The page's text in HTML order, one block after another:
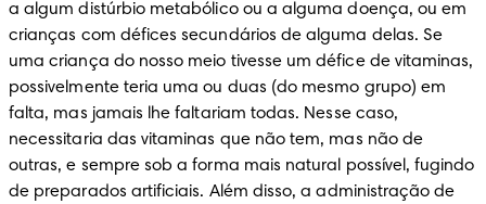
a algum distúrbio metabólico ou a alguma doença, ou em
crianças com défices secundários de alguma delas. Se
uma criança do nosso meio tivesse um défice de vitaminas,
possivelmente teria uma ou duas (do mesmo grupo) em
falta, mas jamais lhe faltariam todas. Nesse caso,
necessitaria das vitaminas que não tem, mas não de
outras, e sempre sob a forma mais natural possível, fugindo
de preparados artificiais. Além disso, a administração de